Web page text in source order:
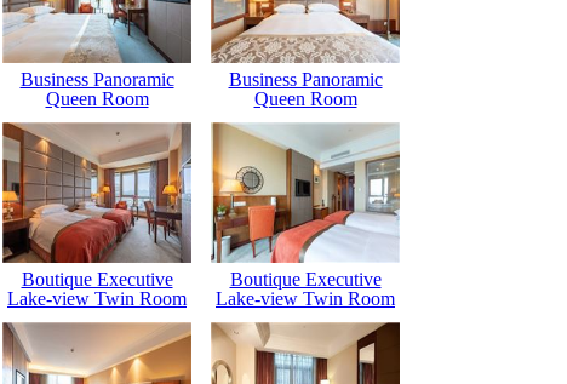
Business Panoramic
Queen Room
Business Panoramic
Queen Room
Boutique Executive
Lake-view Twin Room
Boutique Executive
Lake-view Twin Room